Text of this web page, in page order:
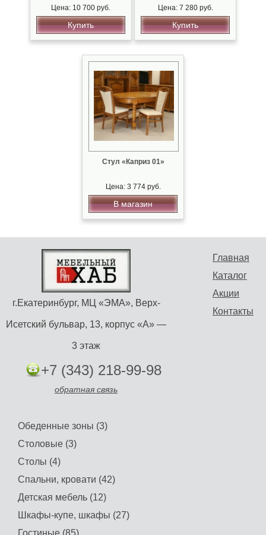
Цена: 10 700 руб.
Купить
Цена: 7 280 руб.
Купить
Стул «Каприз 01»
Цена: 3 774 руб.
В магазин
Главная
Каталог
Акции
Контакты
г.Екатеринбург, МЦ «ЭМА», Верх-
Исетский бульвар, 13, корпус «А» —
3 этаж
+7 (343) 218-99-98
обратная связь
Обеденные зоны (3)
Столовые (3)
Столы (4)
Спальни, кровати (42)
Детская мебель (12)
Шкафы-купе, шкафы (27)
Гостиные (85)